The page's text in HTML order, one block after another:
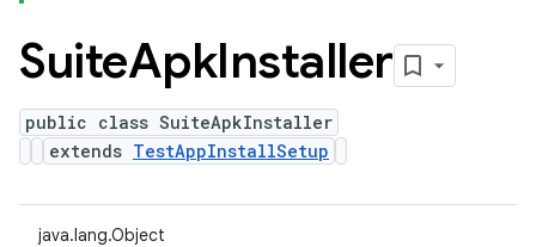
SuiteApkInstaller
public class SuiteApkInstaller
extends TestAppInstallSetup
java.lang.Object